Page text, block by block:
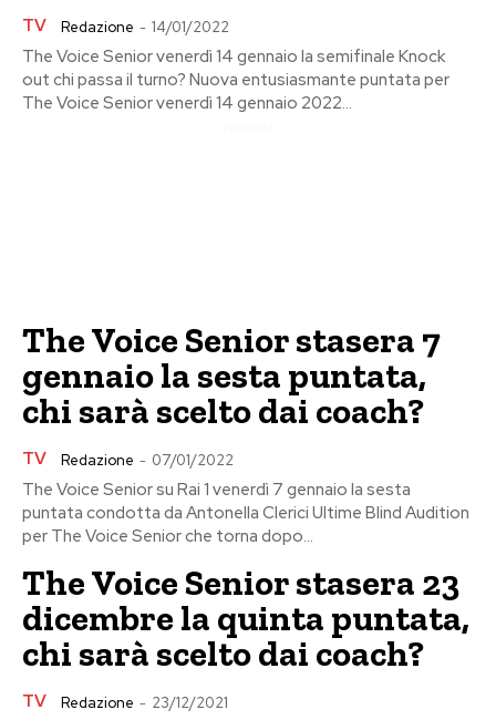
TV Redazione - 14/01/2022
The Voice Senior venerdì 14 gennaio la semifinale Knock
out chi passa il turno? Nuova entusiasmante puntata per
The Voice Senior venerdì 14 gennaio 2022...
The Voice Senior stasera 7
gennaio la sesta puntata,
chi sarà scelto dai coach?
TV Redazione - 07/01/2022
The Voice Senior su Rai 1 venerdì 7 gennaio la sesta
puntata condotta da Antonella Clerici Ultime Blind Audition
per The Voice Senior che torna dopo...
The Voice Senior stasera 23
dicembre la quinta puntata,
chi sarà scelto dai coach?
TV Redazione - 23/12/2021